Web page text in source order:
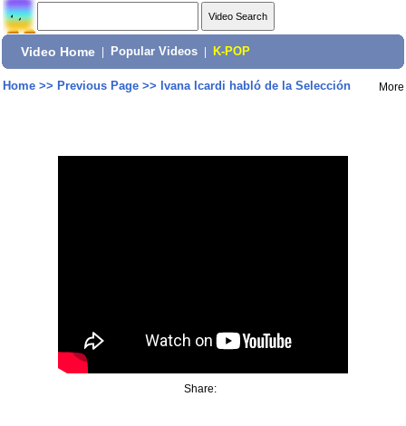
Video Home Popular Videos K-POP
Home>> Previous Page>> Ivana Icardi habló de la Selección More
Share: